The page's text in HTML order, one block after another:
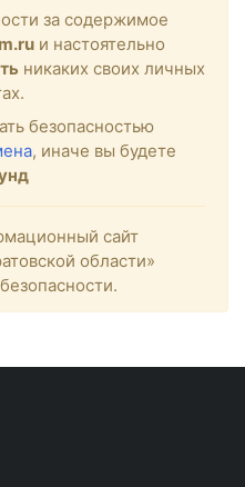
за содержимое
и настоятельно
никаких своих личных
безопасностью
, иначе вы будете
сайт
области»